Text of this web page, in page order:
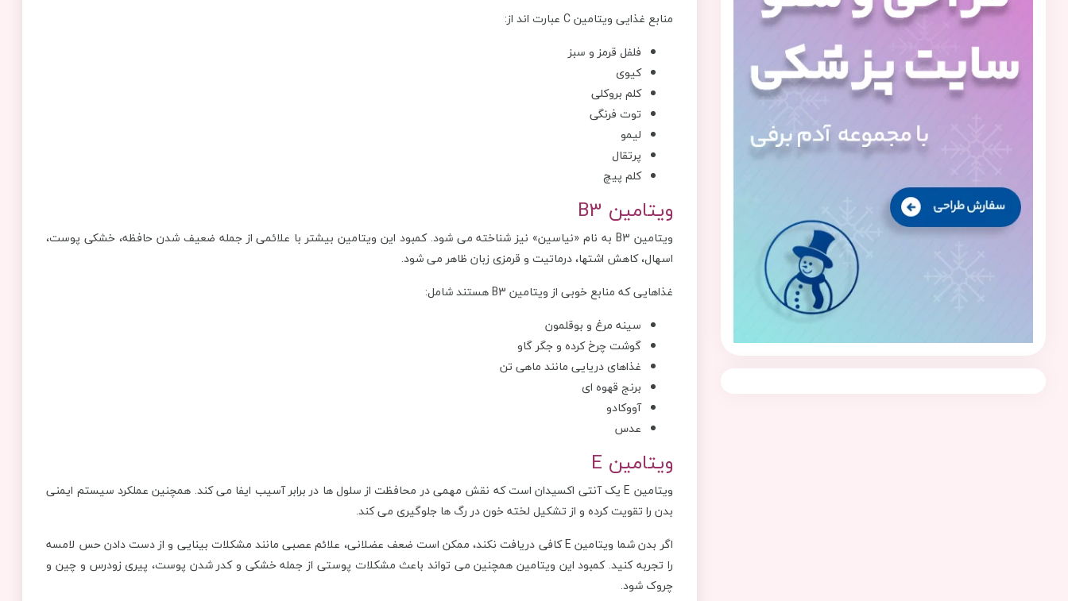
منابع غذایی ویتامین C عبارت اند از:
فلفل قرمز و سبز
کیوی
کلم بروکلی
توت فرنگی
لیمو
پرتقال
کلم پیچ
ویتامین B3
ویتامین B3 به نام «نیاسین» نیز شناخته می شود. کمبود این ویتامین بیشتر با علائمی از جمله ضعیف شدن حافظه، خشکی پوست،
اسهال، کاهش اشتها، درماتیت و قرمزی زبان ظاهر می شود.
غذاهایی که منابع خوبی از ویتامین B3 هستند شامل:
سینه مرغ و بوقلمون
گوشت چرخ کرده و جگر گاو
غذاهای دریایی مانند ماهی تن
برنج قهوه ای
آووکادو
عدس
ویتامین E
ویتامین E یک آنتی اکسیدان است که نقش مهمی در محافظت از سلول ها در برابر آسیب ایفا می کند. همچنین عملکرد سیستم ایمنی
بدن را تقویت کرده و از تشکیل لخته خون در رگ ها جلوگیری می کند.
اگر بدن شما ویتامین E کافی دریافت نکند، ممکن است ضعف عضلانی، علائم عصبی مانند مشکلات بینایی و از دست دادن حس لامسه
را تجربه کنید. کمبود این ویتامین همچنین می تواند باعث مشکلات پوستی از جمله خشکی و کدر شدن پوست، پیری زودرس و چین و
چروک شود.